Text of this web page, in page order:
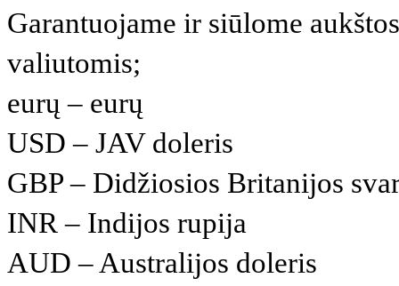
Garantuojame ir siūlome
valiutomis;
eurų – eurų
USD – JAV doleris
GBP – Didžiosios Britanijos
INR – Indijos rupija
AUD – Australijos doleris